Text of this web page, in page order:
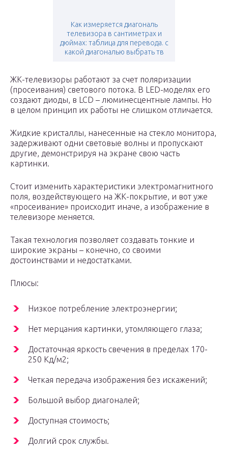
Как измеряется диагональ
телевизора в сантиметрах и
дюймах: таблица для перевода. с
какой диагональю выбрать тв
ЖК-телевизоры работают за счет поляризации
(просеивания) светового потока. В LED-моделях его
создают диоды, в LCD – люминесцентные лампы. Но
в целом принцип их работы не слишком отличается.
Жидкие кристаллы, нанесенные на стекло монитора,
задерживают одни световые волны и пропускают
другие, демонстрируя на экране свою часть
картинки.
Стоит изменить характеристики электромагнитного
поля, воздействующего на ЖК-покрытие, и вот уже
«просеивание» происходит иначе, а изображение в
телевизоре меняется.
Такая технология позволяет создавать тонкие и
широкие экраны – конечно, со своими
достоинствами и недостатками.
Плюсы:
Низкое потребление электроэнергии;
Нет мерцания картинки, утомляющего глаза;
Достаточная яркость свечения в пределах 170-
250 Кд/м2;
Четкая передача изображения без искажений;
Большой выбор диагоналей;
Доступная стоимость;
Долгий срок службы.